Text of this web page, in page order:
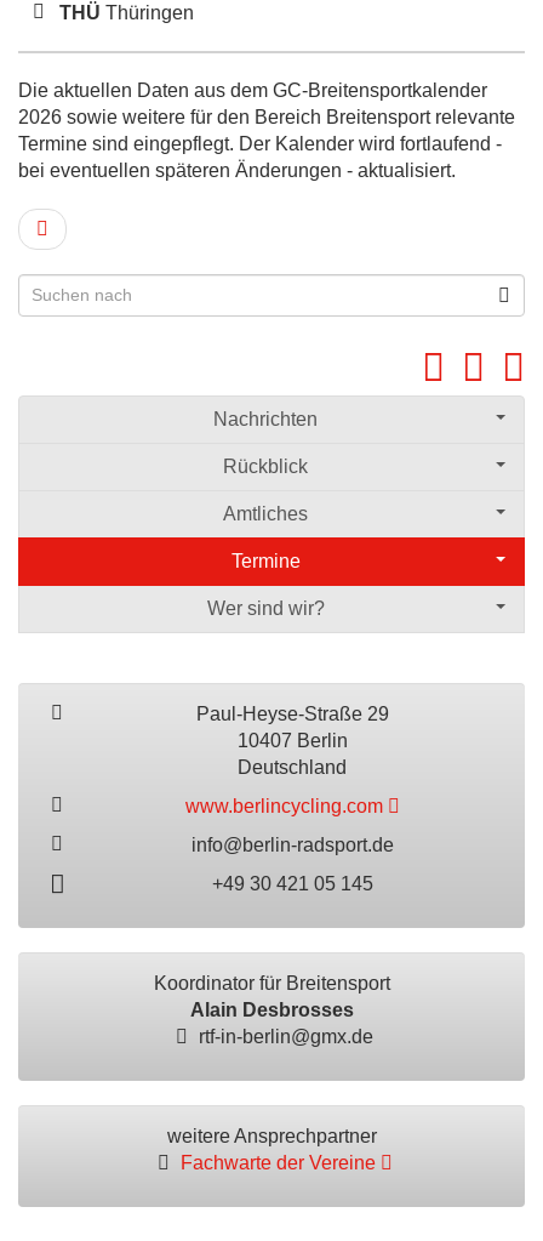
THÜ Thüringen
Die aktuellen Daten aus dem GC-Breitensportkalender
2026 sowie weitere für den Bereich Breitensport relevante
Termine sind eingepflegt. Der Kalender wird fortlaufend -
bei eventuellen späteren Änderungen - aktualisiert.
Nachrichten
Rückblick
Amtliches
Termine
Wer sind wir?
Paul-Heyse-Straße 29
10407 Berlin
Deutschland
www.berlincycling.com
info@berlin-radsport.de
+49 30 421 05 145
Koordinator für Breitensport
Alain Desbrosses
rtf-in-berlin@gmx.de
weitere Ansprechpartner
Fachwarte der Vereine